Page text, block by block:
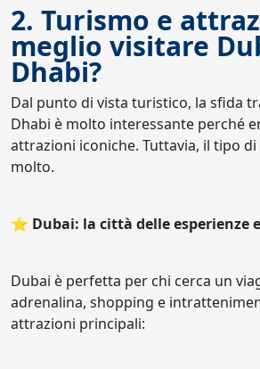
2. Turismo e
meglio visitare
Dhabi?
Dal punto di vista turistico, la sfida
Dhabi è molto interessante perché
attrazioni iconiche. Tuttavia, il tipo
molto.
⭐ Dubai: la città delle esperienze
Dubai è perfetta per chi cerca un
adrenalina, shopping e
attrazioni principali: